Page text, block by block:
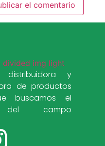
distribuidora y
de productos
buscamos el
del campo